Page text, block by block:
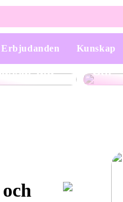
Erbjudanden Kunskap
dig
Stil